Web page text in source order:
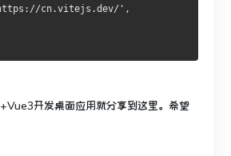
cn.vitejs.dev/',
开发桌面应用就分享到这里。希望